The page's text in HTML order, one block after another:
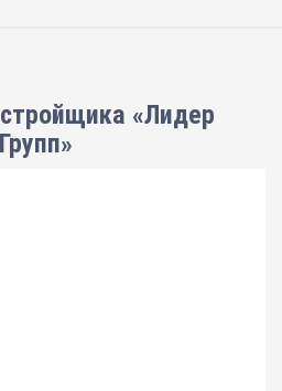
«Лидер
Групп»